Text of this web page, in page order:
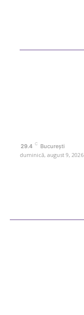
29.4 C București
duminică, august 9, 2026